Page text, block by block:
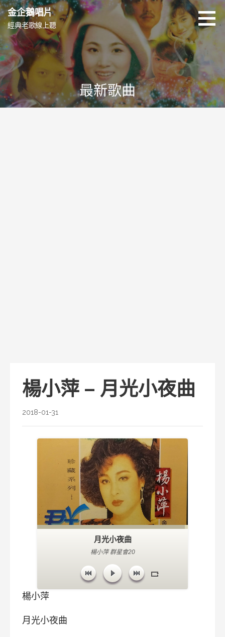
跳
至
主
要
內
容
金企鵝唱片
經典老歌線上聽
最新歌曲
楊小萍 – 月光小夜曲
2018-01-31
月光小夜曲
楊小萍 群星會20
楊小萍
月光小夜曲